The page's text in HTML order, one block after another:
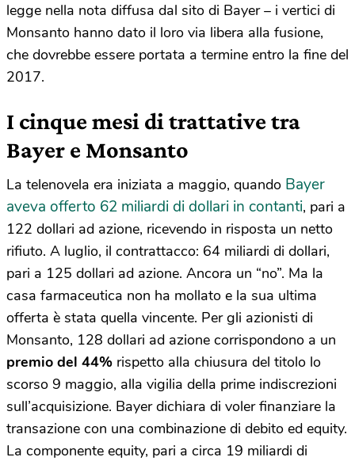
legge nella nota diffusa dal sito di Bayer – i vertici di
Monsanto hanno dato il loro via libera alla fusione,
che dovrebbe essere portata a termine entro la fine del
2017.
I cinque mesi di trattative tra
Bayer e Monsanto
La telenovela era iniziata a maggio, quando Bayer
aveva offerto 62 miliardi di dollari in contanti, pari a
122 dollari ad azione, ricevendo in risposta un netto
rifiuto. A luglio, il contrattacco: 64 miliardi di dollari,
pari a 125 dollari ad azione. Ancora un “no”. Ma la
casa farmaceutica non ha mollato e la sua ultima
offerta è stata quella vincente. Per gli azionisti di
Monsanto, 128 dollari ad azione corrispondono a un
premio del 44% rispetto alla chiusura del titolo lo
scorso 9 maggio, alla vigilia della prime indiscrezioni
sull’acquisizione. Bayer dichiara di voler finanziare la
transazione con una combinazione di debito ed equity.
La componente equity, pari a circa 19 miliardi di